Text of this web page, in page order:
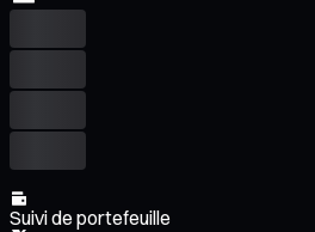
Suivi de portefeuille